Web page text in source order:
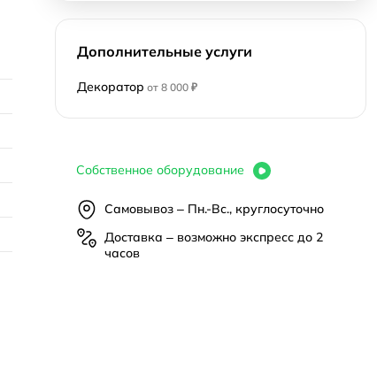
Дополнительные услуги
Декоратор от 8 000 ₽
Собственное оборудование
Самовывоз – Пн.-Вс., круглосуточно
Доставка – возможно экспресс до 2
часов